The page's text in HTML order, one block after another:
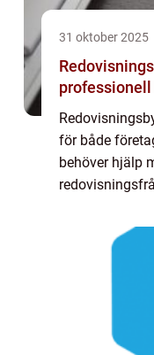
31 oktober 2025
för både
behöver hjälp